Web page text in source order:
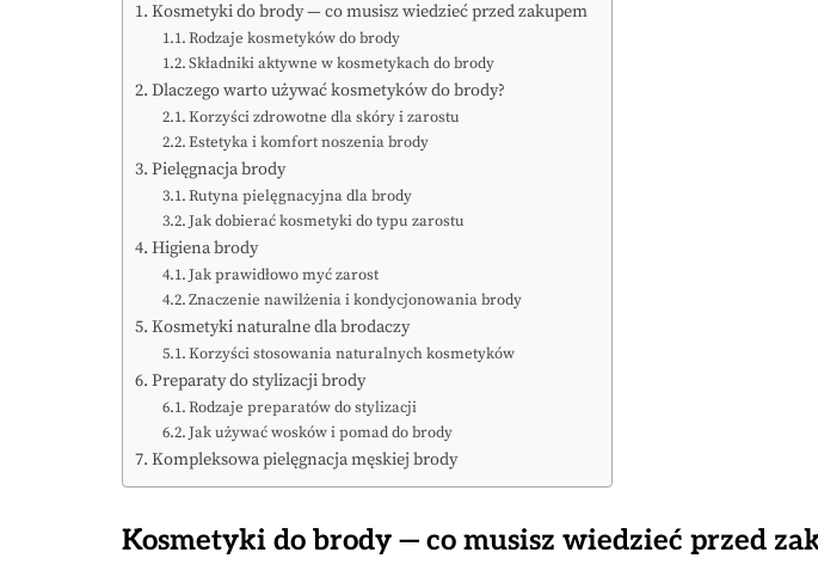
Kosmetyki do brody — co musisz wiedzieć przed zakupem
Rodzaje kosmetyków do brody
Składniki aktywne w kosmetykach do brody
Dlaczego warto używać kosmetyków do brody?
Korzyści zdrowotne dla skóry i zarostu
Estetyka i komfort noszenia brody
Pielęgnacja brody
Rutyna pielęgnacyjna dla brody
Jak dobierać kosmetyki do typu zarostu
Higiena brody
Jak prawidłowo myć zarost
Znaczenie nawilżenia i kondycjonowania brody
Kosmetyki naturalne dla brodaczy
Korzyści stosowania naturalnych kosmetyków
Preparaty do stylizacji brody
Rodzaje preparatów do stylizacji
Jak używać wosków i pomad do brody
Kompleksowa pielęgnacja męskiej brody
Kosmetyki do brody — co musisz wiedzieć przed